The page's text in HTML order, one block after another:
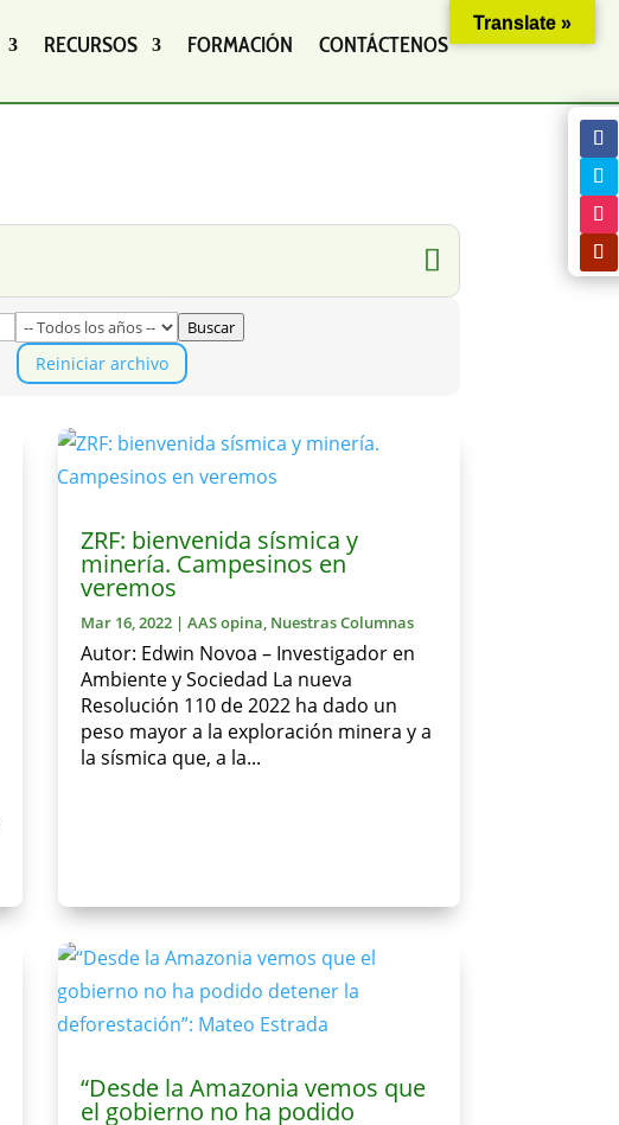
RECURSOS FORMACIÓN CONTÁCTENOS
Buscar
Reiniciar archivo
ZRF: bienvenida sísmica y
minería. Campesinos en
veremos
Mar 16, 2022 |AAS opina, Nuestras Columnas
Autor: Edwin Novoa – Investigador en
Ambiente y Sociedad La nueva
Resolución 110 de 2022 ha dado un
peso mayor a la exploración minera y a
la sísmica que, a la...
“Desde la Amazonia vemos que
el gobierno no ha podido
Translate »